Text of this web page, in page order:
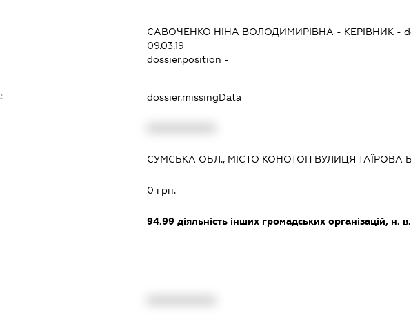
САВОЧЕНКО НІНА ВОЛОДИМИРІВНА - КЕРІВНИК -
09.03.19
dossier.position -
dossier.missingData
СУМСЬКА ОБЛ., МІСТО КОНОТОП ВУЛИЦЯ ТАЇРОВА
0 грн.
94.99 діяльність інших громадських організацій, н. в.